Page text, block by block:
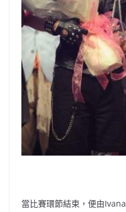
當比賽環節結束，便由